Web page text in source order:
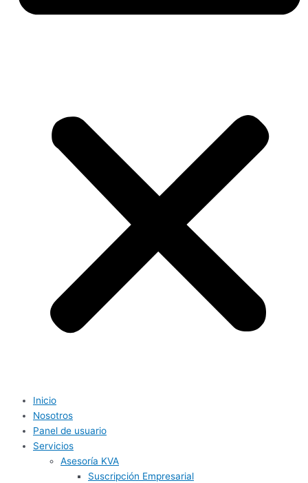
Inicio
Nosotros
Panel de usuario
Servicios
Asesoría KVA
Suscripción Empresarial